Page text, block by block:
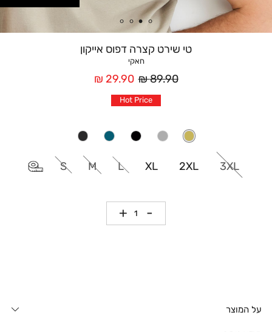
טי שירט קצרה דפוס אייקון
חאקי
מחיר
אחרי
הנחה
29.90 ₪
מחיר
רגיל
89.90 ₪
Hot Price
S M L XL 2XL 3XL
כמות
על המוצר